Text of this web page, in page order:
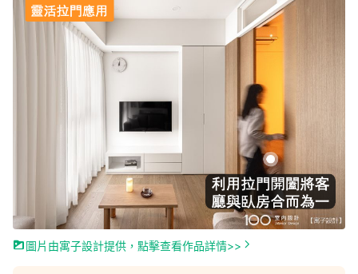
圖片由寓子設計提供，點擊查看作品詳情>>